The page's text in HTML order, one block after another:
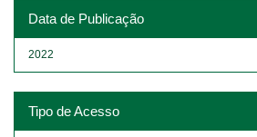
Data de Publicação
2022
Tipo de Acesso